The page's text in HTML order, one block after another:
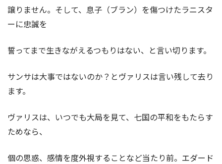
譲りません。そして、息子（ブラン）を傷つけたラニスタ
ーに忠誠を
誓ってまで生きながえるつもりはない、と言い切ります。
サンサは大事ではないのか？とヴァリスは言い残して去り
ます。
ヴァリスは、いつでも大局を見て、七国の平和をもたらす
ためなら、
個の思惑、感情を度外視することなど当たり前。エダード